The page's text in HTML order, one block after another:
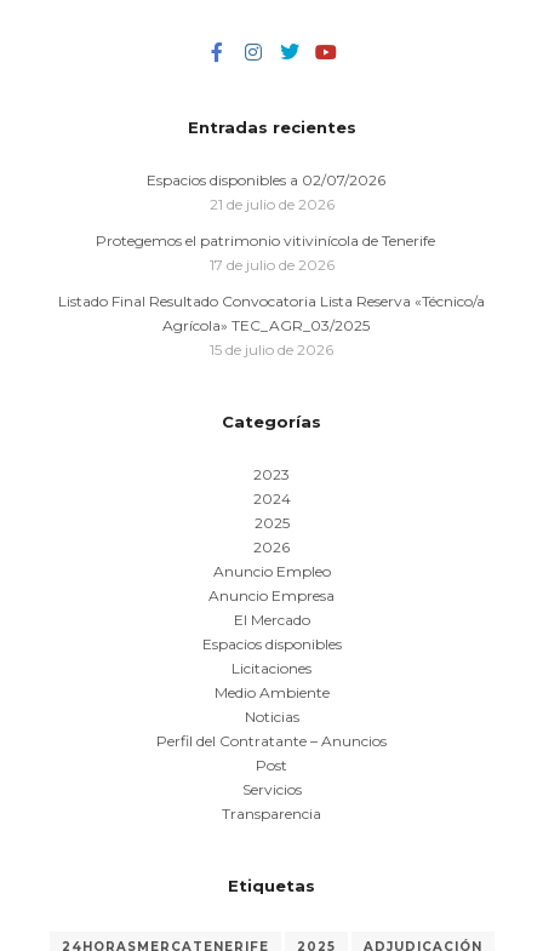
Entradas recientes
Espacios disponibles a 02/07/2026
21 de julio de 2026
Protegemos el patrimonio vitivinícola de Tenerife
17 de julio de 2026
Listado Final Resultado Convocatoria Lista Reserva «Técnico/a
Agrícola» TEC_AGR_03/2025
15 de julio de 2026
Categorías
2023
2024
2025
2026
Anuncio Empleo
Anuncio Empresa
El Mercado
Espacios disponibles
Licitaciones
Medio Ambiente
Noticias
Perfil del Contratante – Anuncios
Post
Servicios
Transparencia
Etiquetas
24HORASMERCATENERIFE 2025 ADJUDICACIÓN